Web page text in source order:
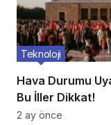
Hava Durumu
Bu İller Dikkat!
Teknoloji
2 ay önce